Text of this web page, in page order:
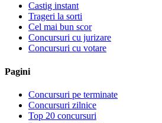
Castig instant
Trageri la sorti
Cel mai bun scor
Concursuri cu jurizare
Concursuri cu votare
Pagini
Concursuri pe terminate
Concursuri zilnice
Top 20 concursuri